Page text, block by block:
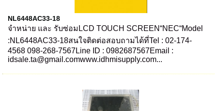
NL6448AC33-18
จำหน่าย และ รับซ่อมLCD TOUCH SCREEN“NEC“Model
:NL6448AC33-18สนใจติดต่อสอบถามได้ที่Tel : 02-174-
4568 098-268-7567Line ID : 0982687567Email :
idsale.ta@gmail.comwww.idhmisupply.com...